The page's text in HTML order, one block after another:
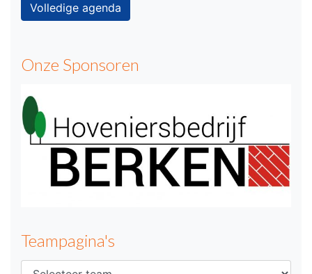
Volledige agenda
Onze Sponsoren
Teampagina's